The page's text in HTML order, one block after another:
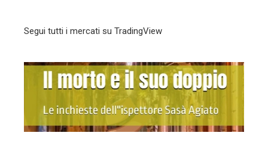
Segui tutti i mercati su TradingView